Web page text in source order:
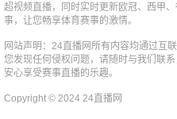
超视频直播，同时实时更新欧冠、西甲
事，让您畅享体育赛事的激情。
网站声明：24直播网所有内容均通过互
您发现任何侵权问题，请随时与我们联
安心享受赛事直播的乐趣。
Copyright © 2024 24直播网